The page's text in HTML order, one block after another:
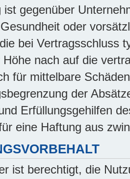
ist gegenüber
oder
bei Vertragsschluss
Höhe nach auf die
für mittelbare
der
Erfüllungsgehilfen
eine Haftung aus
ist berechtigt, die